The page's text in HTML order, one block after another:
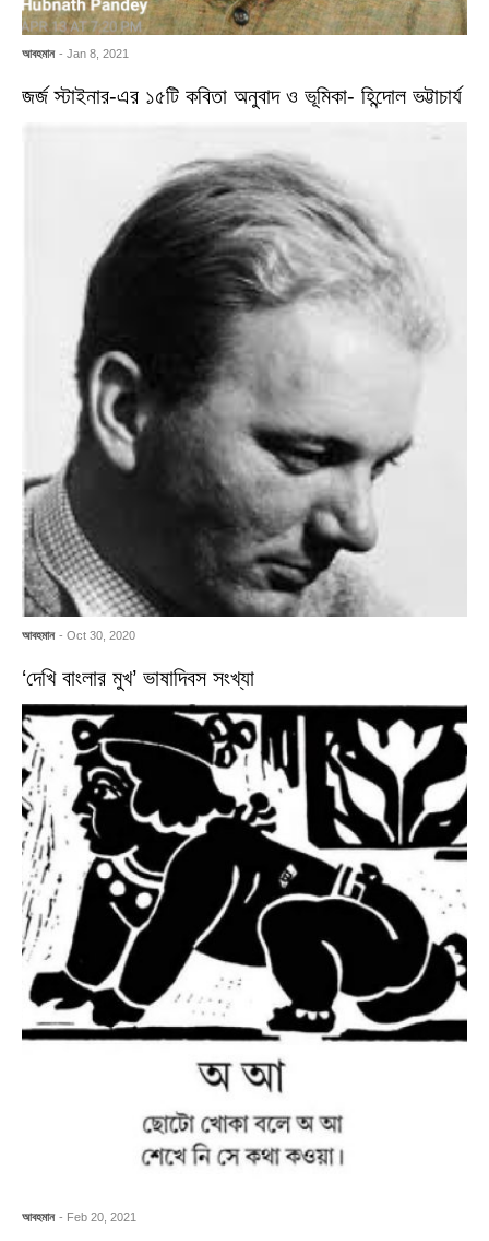
আবহমান - Jan 8, 2021
জর্জ স্টাইনার-এর ১৫টি কবিতা অনুবাদ ও ভূমিকা- হিন্দোল ভট্টাচার্য
আবহমান - Oct 30, 2020
‘দেখি বাংলার মুখ’ ভাষাদিবস সংখ্যা
আবহমান - Feb 20, 2021